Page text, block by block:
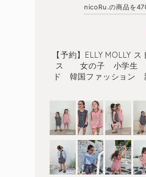
nicoRu.の商品を
【予約】ELLY MOLLY
ス 女の子 小学生 キ
ド 韓国ファッショ